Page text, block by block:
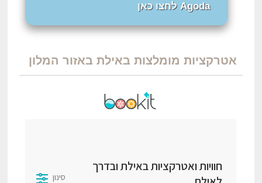
Agoda לחצו כאן
אטרקציות מומלצות באילת באזור המלון